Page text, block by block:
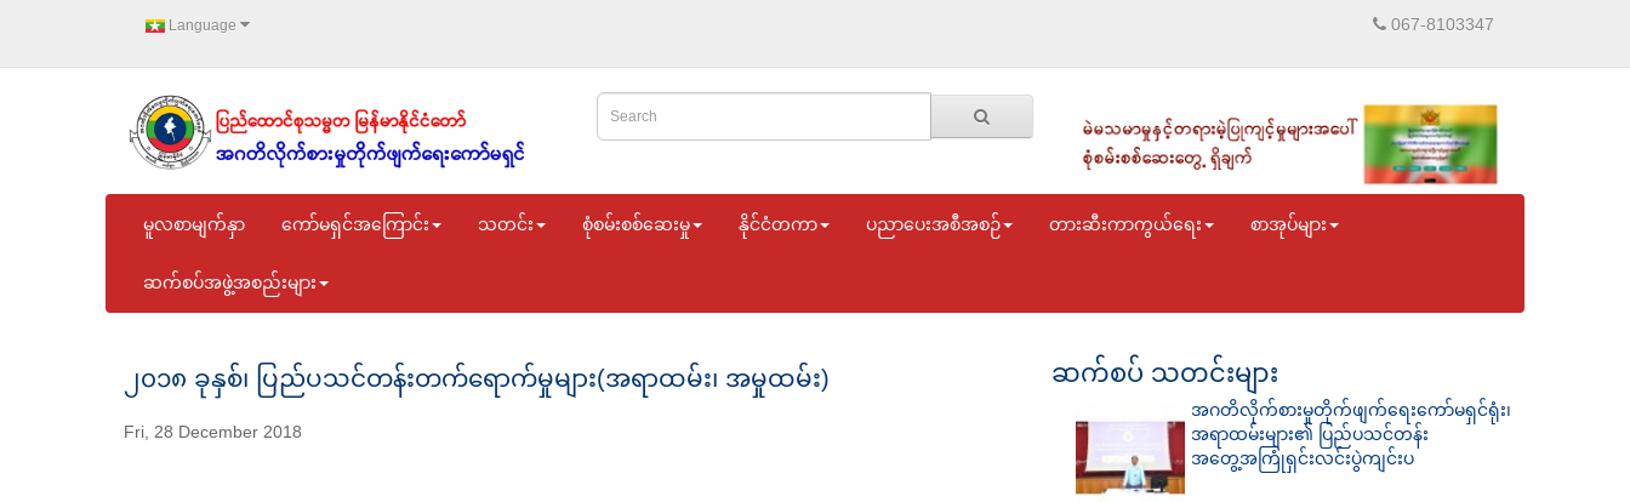
Language 067-8103347
မူလစာမျက်နှာ ကော်မရှင်အကြောင်း သတင်း စုံစမ်းစစ်ဆေးမှု နိုင်ငံတကာ ပညာပေးအစီအစဉ် တားဆီးကာကွယ်ရေး စာအုပ်များ
ဆက်စပ်အဖွဲ့အစည်းများ
၂၀၁၈ ခုနှစ်၊ ပြည်ပသင်တန်းတက်ရောက်မှုများ(အရာထမ်း၊ အမှုထမ်း)
Fri, 28 December 2018
ဆက်စပ် သတင်းများ
အဂတိလိုက်စားမှုတိုက်ဖျက်ရေးကော်မရှင်ရုံး၊
အရာထမ်းများ၏ ပြည်ပသင်တန်း
အတွေ့အကြုံရှင်းလင်းပွဲကျင်းပ